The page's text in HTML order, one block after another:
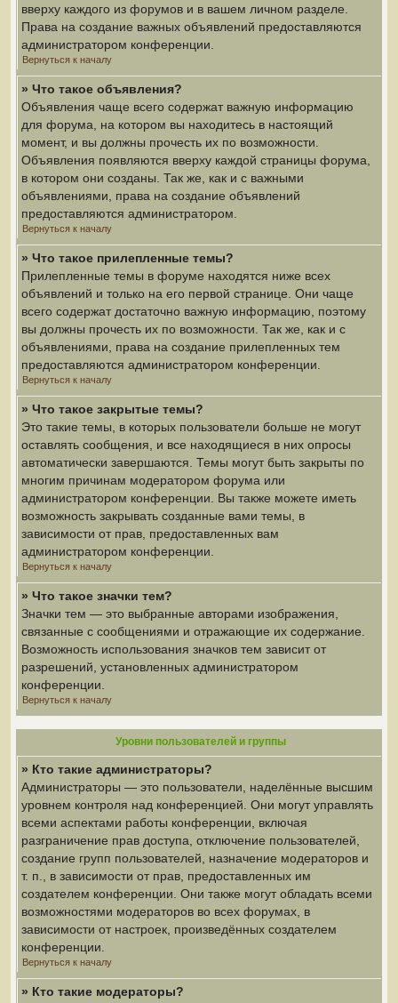
вверху каждого из форумов и в вашем личном разделе.
Права на создание важных объявлений предоставляются
администратором конференции.
Вернуться к началу
» Что такое объявления?
Объявления чаще всего содержат важную информацию
для форума, на котором вы находитесь в настоящий
момент, и вы должны прочесть их по возможности.
Объявления появляются вверху каждой страницы форума,
в котором они созданы. Так же, как и с важными
объявлениями, права на создание объявлений
предоставляются администратором.
Вернуться к началу
» Что такое прилепленные темы?
Прилепленные темы в форуме находятся ниже всех
объявлений и только на его первой странице. Они чаще
всего содержат достаточно важную информацию, поэтому
вы должны прочесть их по возможности. Так же, как и с
объявлениями, права на создание прилепленных тем
предоставляются администратором конференции.
Вернуться к началу
» Что такое закрытые темы?
Это такие темы, в которых пользователи больше не могут
оставлять сообщения, и все находящиеся в них опросы
автоматически завершаются. Темы могут быть закрыты по
многим причинам модератором форума или
администратором конференции. Вы также можете иметь
возможность закрывать созданные вами темы, в
зависимости от прав, предоставленных вам
администратором конференции.
Вернуться к началу
» Что такое значки тем?
Значки тем — это выбранные авторами изображения,
связанные с сообщениями и отражающие их содержание.
Возможность использования значков тем зависит от
разрешений, установленных администратором
конференции.
Вернуться к началу
Уровни пользователей и группы
» Кто такие администраторы?
Администраторы — это пользователи, наделённые высшим
уровнем контроля над конференцией. Они могут управлять
всеми аспектами работы конференции, включая
разграничение прав доступа, отключение пользователей,
создание групп пользователей, назначение модераторов и
т. п., в зависимости от прав, предоставленных им
создателем конференции. Они также могут обладать всеми
возможностями модераторов во всех форумах, в
зависимости от настроек, произведённых создателем
конференции.
Вернуться к началу
» Кто такие модераторы?